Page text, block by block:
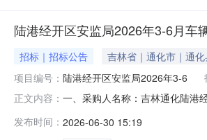
陆港经开区安监局2026年3-6月车
招标｜招标公告 吉林省｜通化市｜通
项目编号： 陆港经开区安监局2026年3-6
正文内容： 一、采购人名称：吉林通化陆港
1776.48序号项目名称单位数量
发布时间： 2026-06-30 15:19